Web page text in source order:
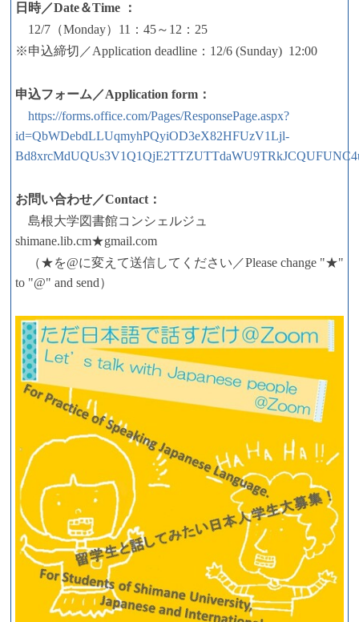
日時／Date＆Time ：
12/7（Monday）11：45～12：25
※申込締切／Application deadline：12/6 (Sunday) 12:00
申込フォーム／Application form：
https://forms.office.com/Pages/ResponsePage.aspx?
id=QbWDebdLLUqmyhPQyiOD3eX82HFUzV1Ljl-
お問い合わせ／Contact：
島根大学図書館コンシェルジュ
shimane.lib.cm★gmail.com
（★を@に変えて送信してください／Please change "★"
to "@" and send）